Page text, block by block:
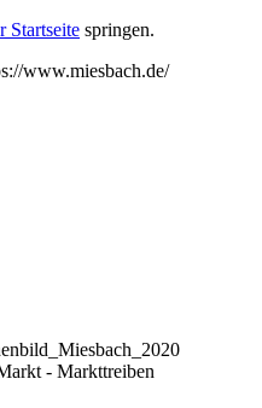
Startseite springen.
www.miesbach.de/